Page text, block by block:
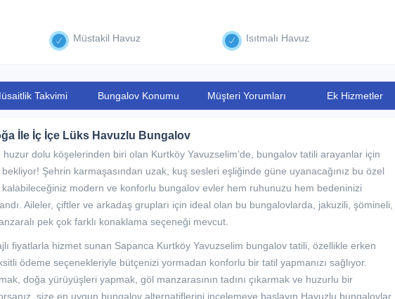
Müstakil Havuz Isıtmalı Havuz
Takvimi Bungalov Konumu Müşteri Yorumları Ek Hizmetler
İle İç İçe Lüks Havuzlu Bungalov
huzur dolu köşelerinden biri olan Kurtköy Yavuzselim’de, bungalov tatili arayanlar için
bekliyor! Şehrin karmaşasından uzak, kuş sesleri eşliğinde güne uyanacağınız bu özel
modern ve konforlu bungalov evler hem ruhunuzu hem bedeninizi
Aileler, çiftler ve arkadaş grupları için ideal olan bu bungalovlarda, jakuzili, şömineli,
pek çok farklı konaklama seçeneği mevcut.
fiyatlarla hizmet sunan Sapanca Kurtköy Yavuzselim bungalov tatili, özellikle erken
ödeme seçenekleriyle bütçenizi yormadan konforlu bir tatil yapmanızı sağlıyor.
doğa yürüyüşleri yapmak, göl manzarasının tadını çıkarmak ve huzurlu bir
size en uygun bungalov alternatiflerini incelemeye başlayın.Havuzlu bungalovlar,